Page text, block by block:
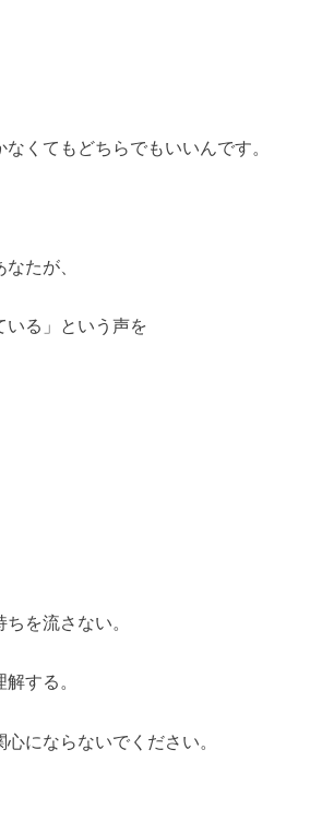
くてもどちらでもいいんです。
たが、
いる」という声を
を流さない。
する。
にならないでください。